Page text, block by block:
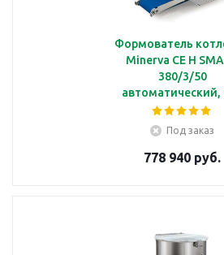
Формователь
Minerva CE H
380/3/50
автоматический,
барабана, с
1000 шт/ч, 380/3/
Под заказ
778 940 руб.